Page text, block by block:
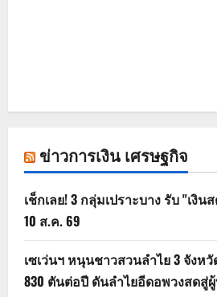
ข่าวการเงิน เศรษฐกิจ
เช็กเลย! 3 กลุ่มเปราะบาง รับ "เงิ
10 ส.ค. 69
เซเว่นฯ หนุนชาวสวนลำไย 3 จังห
830 ตันต่อปี ดันลำไยอีดอพวงสดสู่